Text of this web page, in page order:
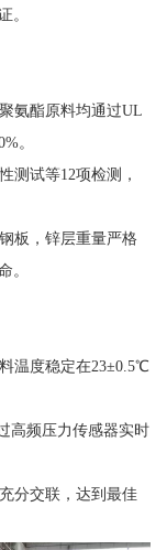
。
氨酯原料均通过UL
。
测试等12项检测，
板，锌层重量严格
。
温度稳定在23±0.5℃
高频压力传感器实时
分交联，达到最佳